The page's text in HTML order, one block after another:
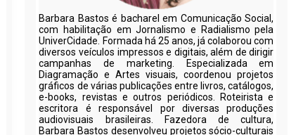
Barbara Bastos é bacharel em Comunicação Social,
com habilitação em Jornalismo e Radialismo pela
UniverCidade. Formada há 25 anos, já colaborou com
diversos veículos impressos e digitais, além de dirigir
campanhas de marketing. Especializada em
Diagramação e Artes visuais, coordenou projetos
gráficos de várias publicações entre livros, catálogos,
e-books, revistas e outros periódicos. Roteirista e
escritora é responsável por diversas produções
audiovisuais brasileiras. Fazedora de cultura,
Barbara Bastos desenvolveu projetos sócio-culturais